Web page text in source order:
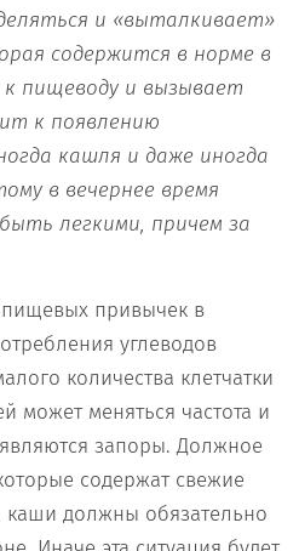
и «выталкивает»
содержится в норме в
пищеводу и вызывает
к появлению
кашля и даже иногда
в вечернее время
легкими, причем за
привычек в
углеводов
количества клетчатки
может меняться частота и
запоры. Должное
содержат свежие
должны обязательно